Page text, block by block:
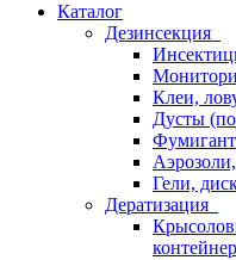
Каталог
Дезинсекция
Клеи,
Дусты
Гели,
Дератизация